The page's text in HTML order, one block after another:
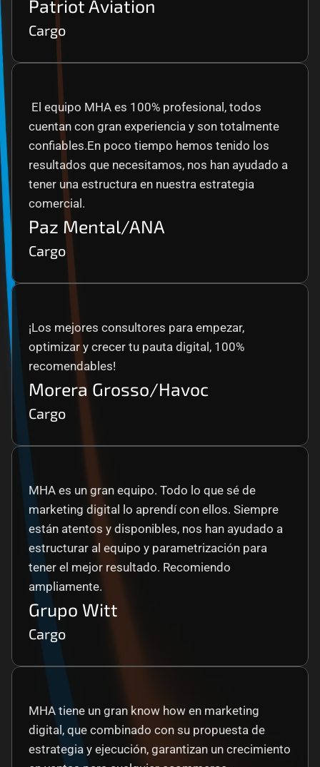
Patriot Aviation
Cargo
cuentan con gran experiencia y son totalmente
confiables.En poco tiempo hemos tenido los
resultados que necesitamos, nos han ayudado a
tener una estructura en nuestra estrategia
comercial.
Paz Mental/ANA
Cargo
¡Los mejores consultores para empezar,
optimizar y crecer tu pauta digital, 100%
recomendables!
Morera Grosso/Havoc
Cargo
MHA es un gran equipo. Todo lo que sé de
marketing digital lo aprendí con ellos. Siempre
están atentos y disponibles, nos han ayudado a
estructurar al equipo y parametrización para
tener el mejor resultado. Recomiendo
ampliamente.
Grupo Witt
Cargo
MHA tiene un gran know how en marketing
digital, que combinado con su propuesta de
estrategia y ejecución, garantizan un crecimiento